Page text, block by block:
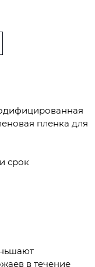
пленка для
срок
в течение